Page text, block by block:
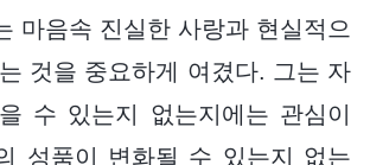
마음속 진실한 사랑과 현실적으
것을 중요하게 여겼다. 그는 자
수 있는지 없는지에는 관심이
성품이 변화될 수 있는지 없는